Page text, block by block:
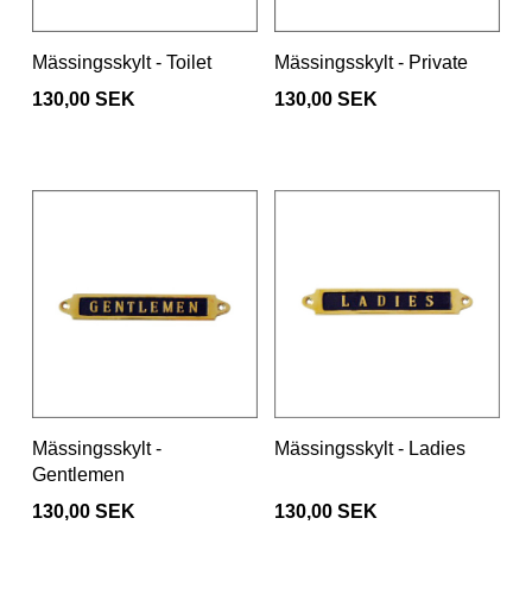
Mässingsskylt - Toilet
130,00 SEK
Mässingsskylt - Private
130,00 SEK
Mässingsskylt -
Gentlemen
130,00 SEK
Mässingsskylt - Ladies
130,00 SEK